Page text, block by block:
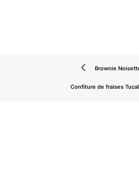
Brownie
Confiture de fraises Tucal